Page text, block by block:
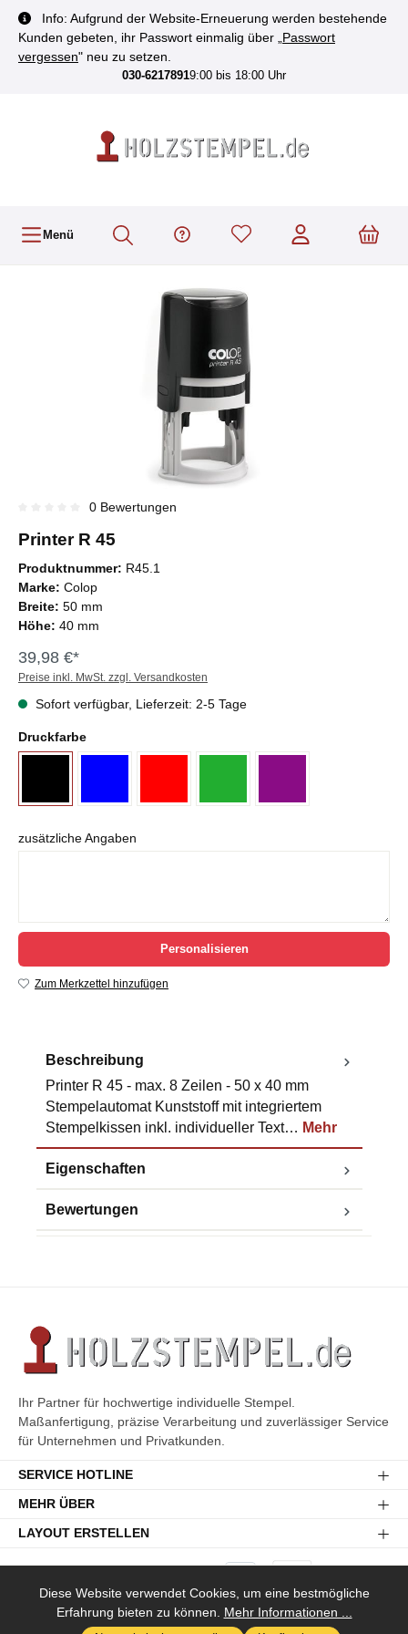
springen
Info: Aufgrund der Website-Erneuerung werden bestehende
Kunden gebeten, ihr Passwort einmalig über „ Passwort
vergessen" neu zu setzen.
030-62178919:00 bis 18:00 Uhr
Menü
0 Bewertungen
Printer R 45
Produktnummer: R45.1
Marke: Colop
Breite: 50 mm
Höhe: 40 mm
39,98 €*
Preise inkl. MwSt. zzgl. Versandkosten
Sofort verfügbar, Lieferzeit: 2-5 Tage
Druckfarbe
zusätzliche Angaben
Personalisieren
Zum Merkzettel hinzufügen
Beschreibung
Printer R 45 - max. 8 Zeilen - 50 x 40 mm
Stempelautomat Kunststoff mit integriertem
Stempelkissen inkl. individueller Text… Mehr
Eigenschaften
Bewertungen
Ihr Partner für hochwertige individuelle Stempel.
Maßanfertigung, präzise Verarbeitung und zuverlässiger Service
für Unternehmen und Privatkunden.
SERVICE HOTLINE
MEHR ÜBER
LAYOUT ERSTELLEN
* Alle Preise inkl. gesetzl. Mehrwertsteuer zzgl. Versandkosten
Diese Website verwendet Cookies, um eine bestmögliche
Erfahrung bieten zu können. Mehr Informationen ...